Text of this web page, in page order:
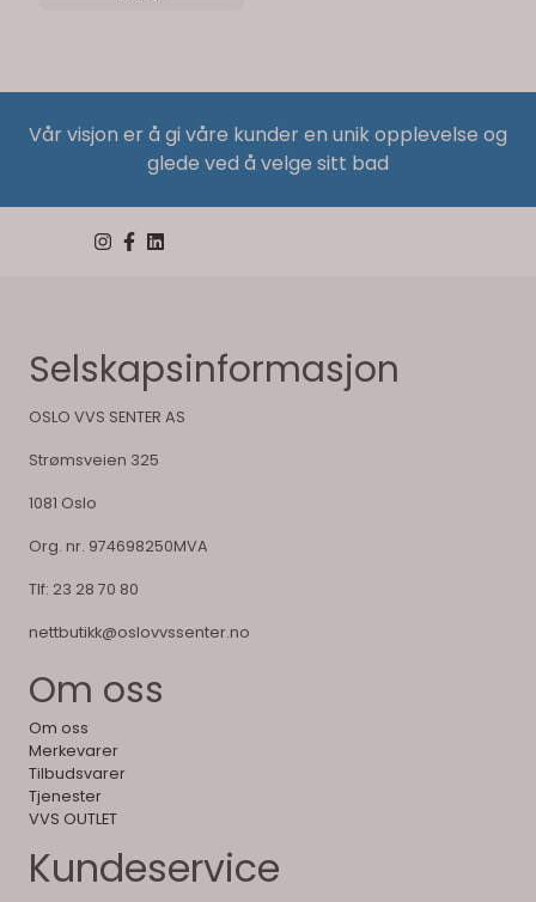
Vår visjon er å gi våre kunder en unik opplevelse og
glede ved å velge sitt bad
Selskapsinformasjon
OSLO VVS SENTER AS
Strømsveien 325
1081 Oslo
Org. nr. 974698250MVA
Tlf: 23 28 70 80
nettbutikk@oslovvssenter.no
Om oss
Om oss
Merkevarer
Tilbudsvarer
Tjenester
VVS OUTLET
Kundeservice